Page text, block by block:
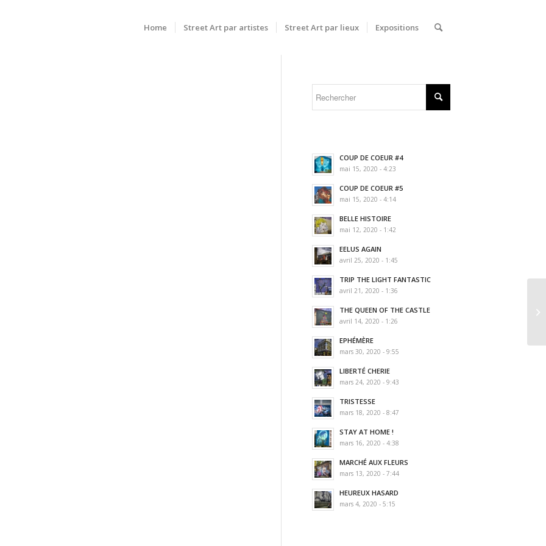
Home Street Art par artistes Street Art par lieux Expositions
COUP DE COEUR #4
mai 15, 2020 - 4:23
COUP DE COEUR #5
mai 15, 2020 - 4:14
BELLE HISTOIRE
mai 12, 2020 - 1:42
EELUS AGAIN
avril 25, 2020 - 1:45
TRIP THE LIGHT FANTASTIC
avril 21, 2020 - 1:36
THE QUEEN OF THE CASTLE
avril 14, 2020 - 1:26
EPHÉMÈRE
mars 30, 2020 - 9:55
LIBERTÉ CHERIE
mars 24, 2020 - 9:43
TRISTESSE
mars 18, 2020 - 8:47
STAY AT HOME !
mars 16, 2020 - 4:38
MARCHÉ AUX FLEURS
mars 13, 2020 - 7:44
HEUREUX HASARD
mars 4, 2020 - 5:15